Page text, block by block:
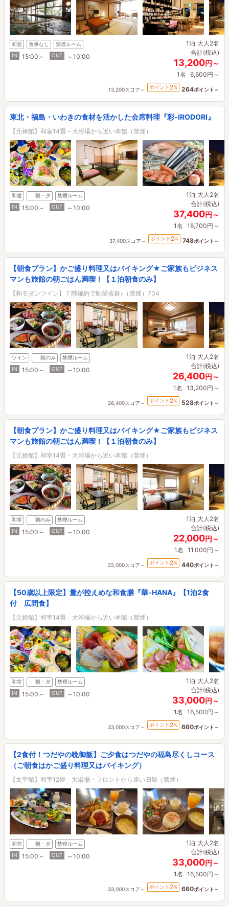
和室 食事なし
禁煙ルーム
IN
15:00～ OUT ～10:00
1泊 大人2名
合計(税込)
13,200円～
1名 6,600円～
13,200スコア～ ポイント 2% 264ポイント～
東北・福島・いわきの食材を活かした会席料理『彩-IRODORI』
【元禄館】和室14畳－大浴場から近い本館（禁煙）
和室 朝・夕
禁煙ルーム
IN
15:00～ OUT ～10:00
1泊 大人2名
合計(税込)
37,400円～
1名 18,700円～
37,400スコア～ ポイント 2% 748ポイント～
【朝食プラン】かご盛り料理又はバイキング★ご家族もビジネス
マンも旅館の朝ごはん満喫！【１泊朝食のみ】
【和モダンツイン】７階確約で眺望抜群♪（禁煙）704
ツイン 朝のみ
禁煙ルーム
IN
15:00～ OUT ～10:00
1泊 大人2名
合計(税込)
26,400円～
1名 13,200円～
26,400スコア～ ポイント 2% 528ポイント～
【朝食プラン】かご盛り料理又はバイキング★ご家族もビジネス
マンも旅館の朝ごはん満喫！【１泊朝食のみ】
【元禄館】和室14畳－大浴場から近い本館（禁煙）
和室 朝のみ
禁煙ルーム
IN
15:00～ OUT ～10:00
1泊 大人2名
合計(税込)
22,000円～
1名 11,000円～
22,000スコア～ ポイント 2% 440ポイント～
【50歳以上限定】量が控えめな和食膳『華‐HANA』【1泊2食
付 広間食】
【元禄館】和室14畳－大浴場から近い本館（禁煙）
和室 朝・夕
禁煙ルーム
IN
15:00～ OUT ～10:00
1泊 大人2名
合計(税込)
33,000円～
1名 16,500円～
33,000スコア～ ポイント 2% 660ポイント～
【2食付！つだやの晩御飯】ご夕食はつだやの福島尽くしコース
（ご朝食はかご盛り料理又はバイキング）
【太平館】和室12畳－大浴場・フロントから遠い旧館（禁煙）
和室 朝・夕
禁煙ルーム
IN
15:00～ OUT ～10:00
1泊 大人2名
合計(税込)
33,000円～
1名 16,500円～
33,000スコア～ ポイント 2% 660ポイント～